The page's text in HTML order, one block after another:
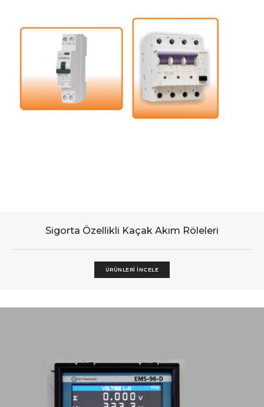
Sigorta Özellikli Kaçak Akım Röleleri
ÜRÜNLERI İNCELE